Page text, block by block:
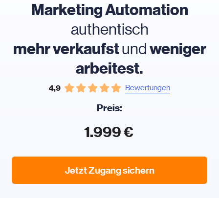
Marketing Automation
authentisch
mehr verkaufstundweniger
arbeitest.
4,9 Bewertungen
Preis:
1.999 €
Jetzt Zugang sichern